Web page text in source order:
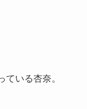
いる杏奈。